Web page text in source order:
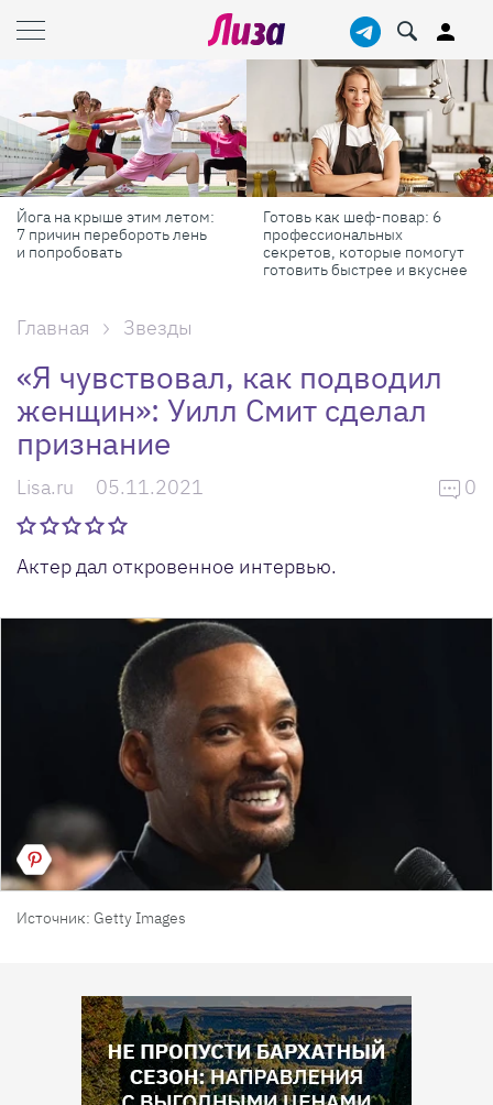
Йога на крыше этим летом:
7 причин перебороть лень
и попробовать
Готовь как шеф-повар: 6
профессиональных
секретов, которые помогут
готовить быстрее и вкуснее
Главная Звезды
«Я чувствовал, как подводил
женщин»: Уилл Смит сделал
признание
Lisa.ru 05.11.2021 0
Актер дал откровенное интервью.
Источник: Getty Images